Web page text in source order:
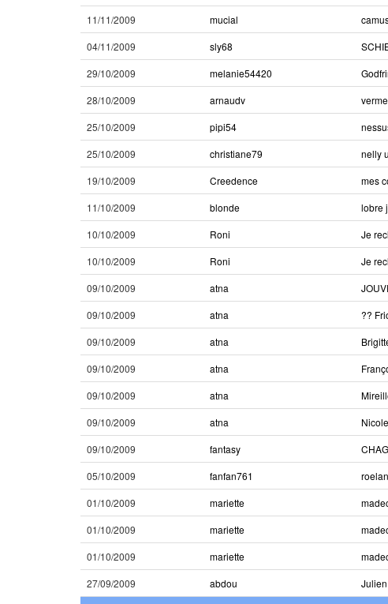
11/11/2009
mucial
04/11/2009
sly68
29/10/2009
melanie54420
28/10/2009
arnaudv
25/10/2009
pipi54
25/10/2009
christiane79
nelly
19/10/2009
Creedence
mes
11/10/2009
blonde
lobre
10/10/2009
Roni
Je
10/10/2009
Roni
Je
09/10/2009
atna
09/10/2009
atna
??
09/10/2009
atna
09/10/2009
atna
09/10/2009
atna
09/10/2009
atna
09/10/2009
fantasy
05/10/2009
fanfan761
01/10/2009
mariette
01/10/2009
mariette
01/10/2009
mariette
27/09/2009
abdou